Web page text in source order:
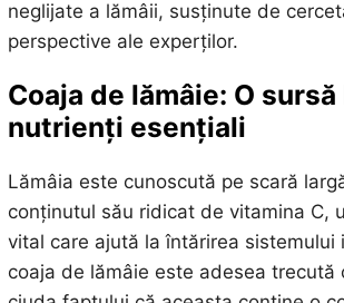
neglijate a lămâii, susținute de
perspective ale experților.
Coaja de lămâie: O
nutrienți esențiali
Lămâia este cunoscută pe scară
conținutul său ridicat de vitamina C,
vital care ajută la întărirea sistemului
coaja de lămâie este adesea trecută